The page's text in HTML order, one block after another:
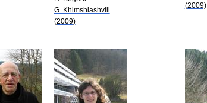
G. Khimshiashvili
(2009)
(2009)